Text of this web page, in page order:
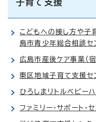
こどもへの接し方や子
島市青少年総合相談セ
広島市産後ケア事業（
東区地域子育て支援セ
ひろしまリトルベビー
ファミリー・サポート・